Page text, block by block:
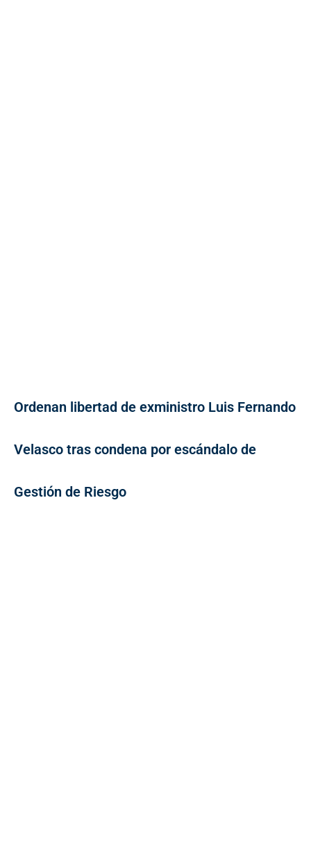
Ordenan libertad de exministro Luis Fernando
Velasco tras condena por escándalo de
Gestión de Riesgo